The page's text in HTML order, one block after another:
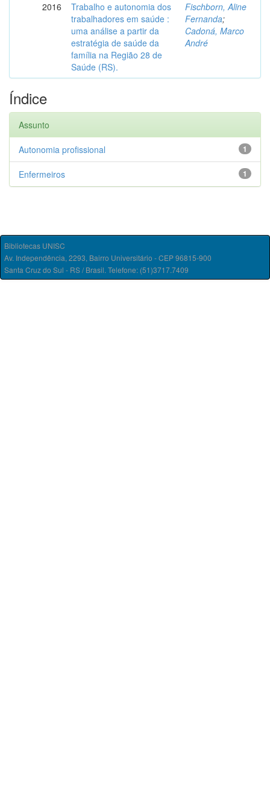
2016
Trabalho e autonomia dos
trabalhadores em saúde :
uma análise a partir da
estratégia de saúde da
família na Região 28 de
Saúde (RS).
Fischborn, Aline
Fernanda;
Cadoná, Marco
André
Índice
Assunto
1
Autonomia profissional
1
Enfermeiros
Bibliotecas UNISC
Av. Independência, 2293, Bairro Universitário - CEP 96815-900
Santa Cruz do Sul - RS / Brasil. Telefone: (51)3717.7409